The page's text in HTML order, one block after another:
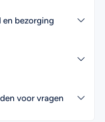
bezorging
voor vragen